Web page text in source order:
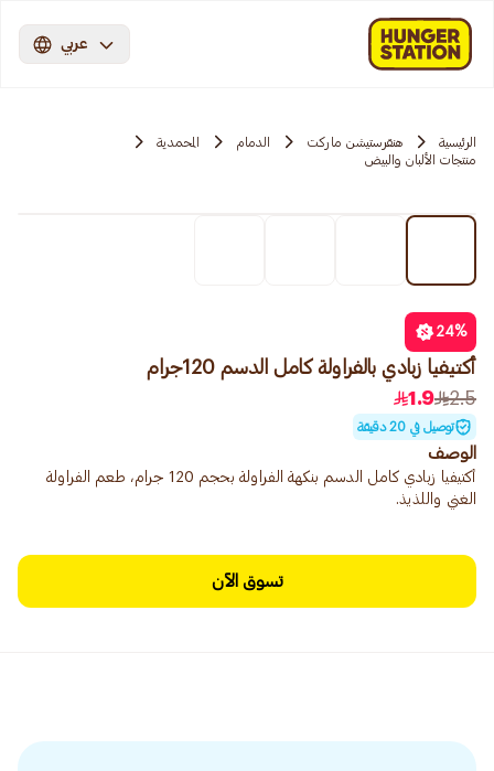
عربي
الرئيسية هنقرستيشن ماركت الدمام
المحمدية
منتجات الألبان والبيض
24%
أكتيفيا زبادي بالفراولة كامل الدسم 120جرام
2.5
1.9
توصيل في 20 دقيقة
الوصف
أكتيفيا زبادي كامل الدسم بنكهة الفراولة بحجم 120 جرام، طعم الفراولة
الغني واللذيذ.
تسوق الآن